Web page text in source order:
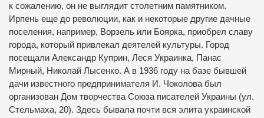
к сожалению, он не выглядит столетним памятником.
Ирпень еще до революции, как и некоторые другие дачные
поселения, например, Ворзель или Боярка, приобрел славу
города, который привлекал деятелей культуры. Город
посещали Александр Куприн, Леся Украинка, Панас
Мирный, Николай Лысенко. А в 1936 году на базе бывшей
дачи известного предпринимателя И. Чоколова был
организован Дом творчества Союза писателей Украины (ул.
Стельмаха, 20). Здесь бывала почти вся элита украинской